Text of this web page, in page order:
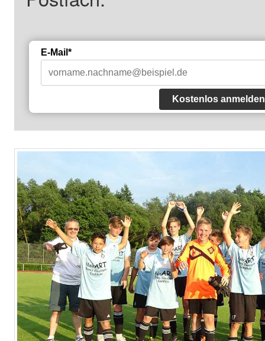
E-Mail*
Kostenlos anmelden